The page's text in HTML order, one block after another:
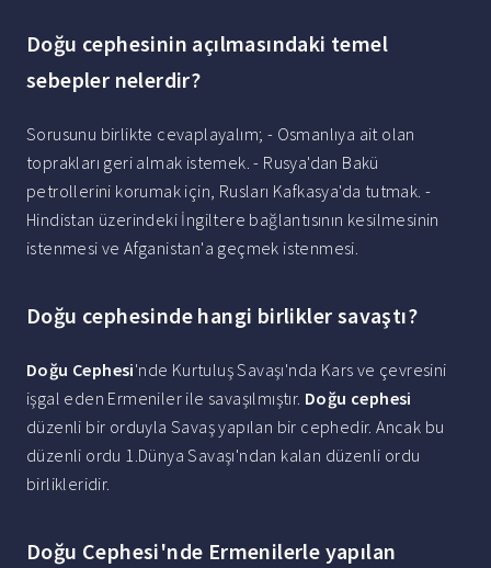
Doğu cephesinin açılmasındaki temel
sebepler nelerdir?
Sorusunu birlikte cevaplayalım; - Osmanlıya ait olan
toprakları geri almak istemek. - Rusya'dan Bakü
petrollerini korumak için, Rusları Kafkasya'da tutmak. -
Hindistan üzerindeki İngiltere bağlantısının kesilmesinin
istenmesi ve Afganistan'a geçmek istenmesi.
Doğu cephesinde hangi birlikler savaştı?
Doğu Cephesi'nde Kurtuluş Savaşı'nda Kars ve çevresini
işgal eden Ermeniler ile savaşılmıştır. Doğu cephesi
düzenli bir orduyla Savaş yapılan bir cephedir. Ancak bu
düzenli ordu 1.Dünya Savaşı'ndan kalan düzenli ordu
birlikleridir.
Doğu Cephesi'nde Ermenilerle yapılan